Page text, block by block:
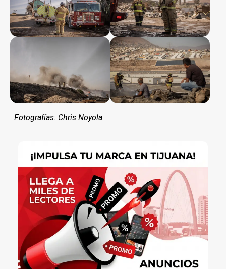
Fotografías: Chris Noyola